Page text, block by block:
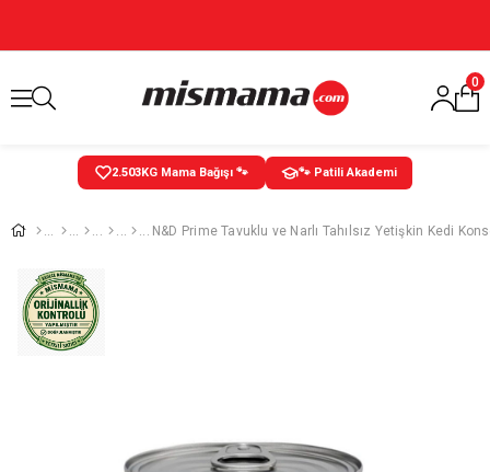
0
2.504KG Mama Bağışı 🐾 🐾 Patili Akademi
N&D Prime Tavuklu ve Narlı Tahılsız Yetişkin Kedi